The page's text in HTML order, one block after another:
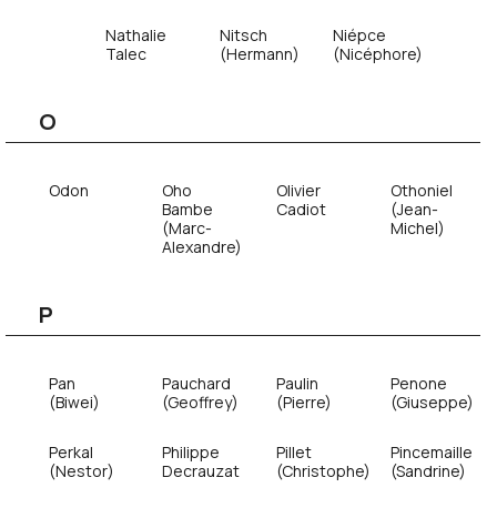
Nathalie
Talec
Nitsch
(Hermann)
Niépce
(Nicéphore)
O
Odon
Oho
Bambe
(Marc-
Alexandre)
Olivier
Cadiot
Othoniel
(Jean-
Michel)
P
Pan
(Biwei)
Pauchard
(Geoffrey)
Paulin
(Pierre)
Penone
(Giuseppe)
Perkal
(Nestor)
Philippe
Decrauzat
Pillet
(Christophe)
Pincemaille
(Sandrine)